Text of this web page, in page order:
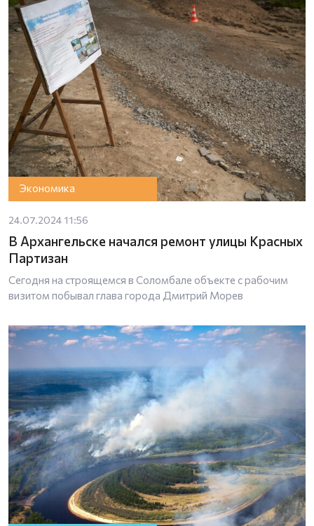
Экономика
24.07.2024 11:56
В Архангельске начался ремонт улицы Красных
Партизан
Сегодня на строящемся в Соломбале объекте с рабочим
визитом побывал глава города Дмитрий Морев